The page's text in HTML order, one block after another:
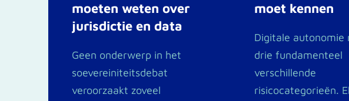
moeten weten over
jurisdictie en data
Geen onderwerp in het
soevereiniteitsdebat
veroorzaakt zoveel
moet kennen
Digitale autonomie
drie fundamenteel
verschillende
risicocategorieën.